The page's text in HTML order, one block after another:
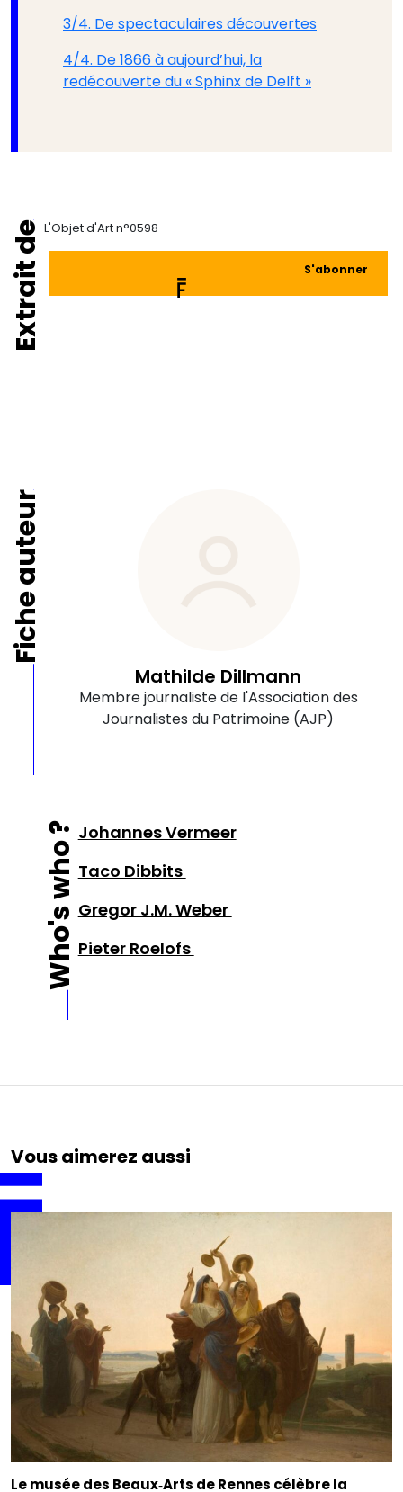
3/4. De spectaculaires découvertes
4/4. De 1866 à aujourd’hui, la
redécouverte du « Sphinx de Delft »
Extrait de L'Objet d'Art n°0598
S'abonner
Fiche auteur
Mathilde Dillmann
Membre journaliste de l'Association des
Journalistes du Patrimoine (AJP)
Who's who ?Johannes Vermeer
Taco Dibbits
Gregor J.M. Weber
Pieter Roelofs
Vous aimerez aussi
Le musée des Beaux‑Arts de Rennes célèbre la